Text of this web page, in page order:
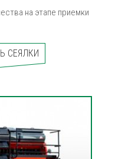
на этапе приемки
СЕЯЛКИ